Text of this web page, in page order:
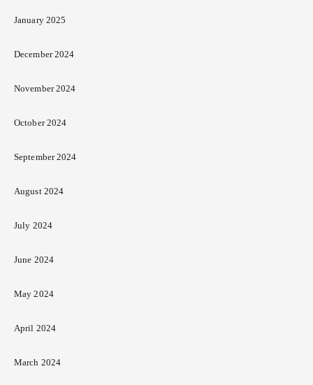
January 2025
December 2024
November 2024
October 2024
September 2024
August 2024
July 2024
June 2024
May 2024
April 2024
March 2024